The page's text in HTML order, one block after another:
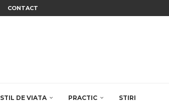
CONTACT
STIL DE VIATA PRACTIC STIRI